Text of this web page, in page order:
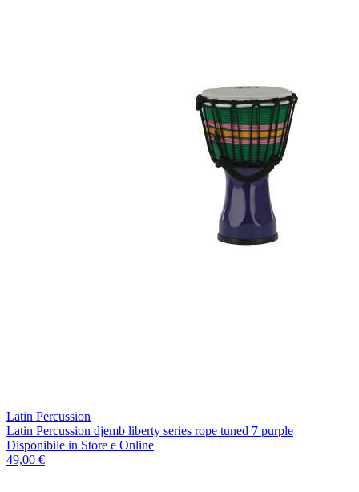
Latin Percussion
Latin Percussion djemb liberty series rope tuned 7 purple
Disponibile in Store e Online
49,00 €